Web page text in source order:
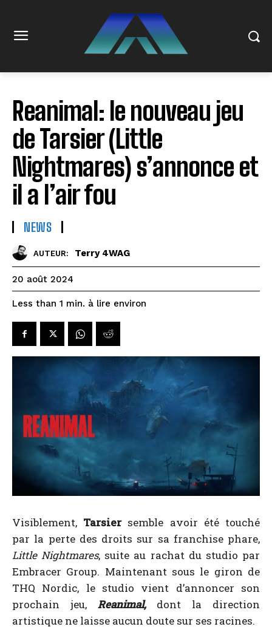
Reanimal: le nouveau jeu
de Tarsier (Little
Nightmares) s’annonce et
il a l’air fou
NEWS
AUTEUR: Terry 4WAG
20 août 2024
Less than 1 min. à lire environ
Visiblement, Tarsiersemble avoir été touché
par la perte des droits sur sa franchise phare,
Little Nightmares, suite au rachat du studio par
Embracer Group. Maintenant sous le giron de
THQ Nordic, le studio vient d’annoncer son
prochain jeu, Reanimal,dont la direction
artistique ne laisse aucun doute sur ses racines.